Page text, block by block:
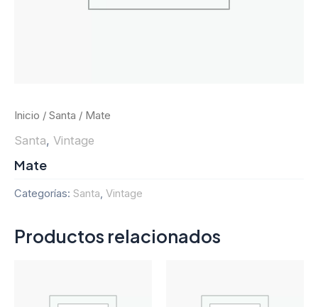
Inicio / Santa / Mate
Santa, Vintage
Mate
Categorías: Santa, Vintage
Productos relacionados